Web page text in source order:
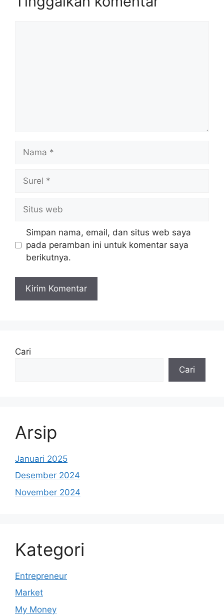
Nama
Surel
Situs
web
Simpan nama, email, dan situs web saya
pada peramban ini untuk komentar saya
berikutnya.
Cari
Cari
Arsip
Januari 2025
Desember 2024
November 2024
Kategori
Entrepreneur
Market
My Money